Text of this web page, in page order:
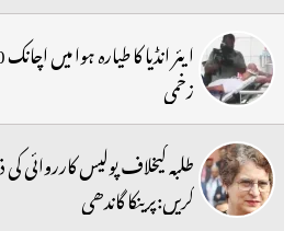
زخمی
طلبہ کیخلاف پولیس کارروائی
کریں:پرینکا گاندھی